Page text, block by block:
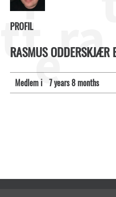
PROFIL
RASMUS ODDERSKJÆR
Medlem i 7 years 8 months